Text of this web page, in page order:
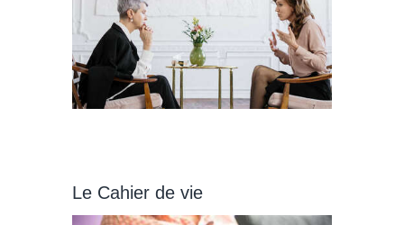
Le Cahier de vie